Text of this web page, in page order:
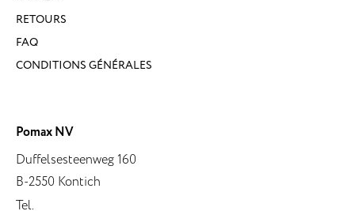
RETOURS
FAQ
CONDITIONS GÉNÉRALES
Pomax NV
Duffelsesteenweg 160
B-2550 Kontich
Tel.